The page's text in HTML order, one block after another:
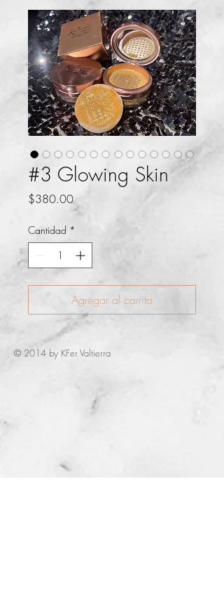
#3 Glowing Skin
$380.00Precio
Cantidad *
Agregar al carrito
© 2014 by KFer Valtierra